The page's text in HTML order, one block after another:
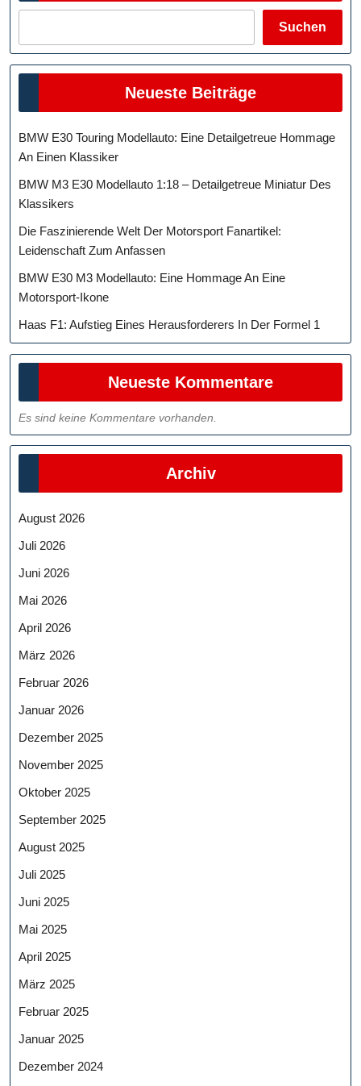
Suchen
Neueste Beiträge
BMW E30 Touring Modellauto: Eine Detailgetreue Hommage
An Einen Klassiker
BMW M3 E30 Modellauto 1:18 – Detailgetreue Miniatur Des
Klassikers
Die Faszinierende Welt Der Motorsport Fanartikel:
Leidenschaft Zum Anfassen
BMW E30 M3 Modellauto: Eine Hommage An Eine
Motorsport-Ikone
Haas F1: Aufstieg Eines Herausforderers In Der Formel 1
Neueste Kommentare
Es sind keine Kommentare vorhanden.
Archiv
August 2026
Juli 2026
Juni 2026
Mai 2026
April 2026
März 2026
Februar 2026
Januar 2026
Dezember 2025
November 2025
Oktober 2025
September 2025
August 2025
Juli 2025
Juni 2025
Mai 2025
April 2025
März 2025
Februar 2025
Januar 2025
Dezember 2024